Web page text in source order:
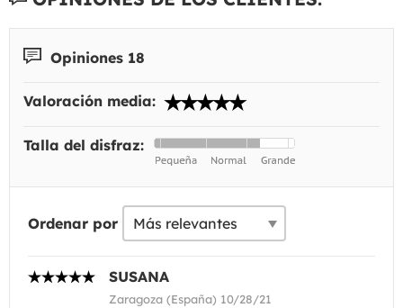
Opiniones 18
Valoración media:
Talla del disfraz:
Ordenar por
SUSANA
Zaragoza (España) 10/28/21